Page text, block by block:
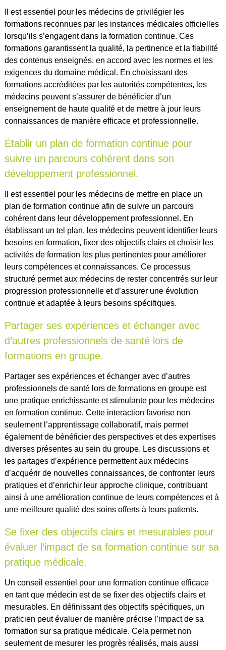
Il est essentiel pour les médecins de privilégier les
formations reconnues par les instances médicales officielles
lorsqu’ils s’engagent dans la formation continue. Ces
formations garantissent la qualité, la pertinence et la fiabilité
des contenus enseignés, en accord avec les normes et les
exigences du domaine médical. En choisissant des
formations accréditées par les autorités compétentes, les
médecins peuvent s’assurer de bénéficier d’un
enseignement de haute qualité et de mettre à jour leurs
connaissances de manière efficace et professionnelle.
Établir un plan de formation continue pour
suivre un parcours cohérent dans son
développement professionnel.
Il est essentiel pour les médecins de mettre en place un
plan de formation continue afin de suivre un parcours
cohérent dans leur développement professionnel. En
établissant un tel plan, les médecins peuvent identifier leurs
besoins en formation, fixer des objectifs clairs et choisir les
activités de formation les plus pertinentes pour améliorer
leurs compétences et connaissances. Ce processus
structuré permet aux médecins de rester concentrés sur leur
progression professionnelle et d’assurer une évolution
continue et adaptée à leurs besoins spécifiques.
Partager ses expériences et échanger avec
d’autres professionnels de santé lors de
formations en groupe.
Partager ses expériences et échanger avec d’autres
professionnels de santé lors de formations en groupe est
une pratique enrichissante et stimulante pour les médecins
en formation continue. Cette interaction favorise non
seulement l’apprentissage collaboratif, mais permet
également de bénéficier des perspectives et des expertises
diverses présentes au sein du groupe. Les discussions et
les partages d’expérience permettent aux médecins
d’acquérir de nouvelles connaissances, de confronter leurs
pratiques et d’enrichir leur approche clinique, contribuant
ainsi à une amélioration continue de leurs compétences et à
une meilleure qualité des soins offerts à leurs patients.
Se fixer des objectifs clairs et mesurables pour
évaluer l’impact de sa formation continue sur sa
pratique médicale.
Un conseil essentiel pour une formation continue efficace
en tant que médecin est de se fixer des objectifs clairs et
mesurables. En définissant des objectifs spécifiques, un
praticien peut évaluer de manière précise l’impact de sa
formation sur sa pratique médicale. Cela permet non
seulement de mesurer les progrès réalisés, mais aussi